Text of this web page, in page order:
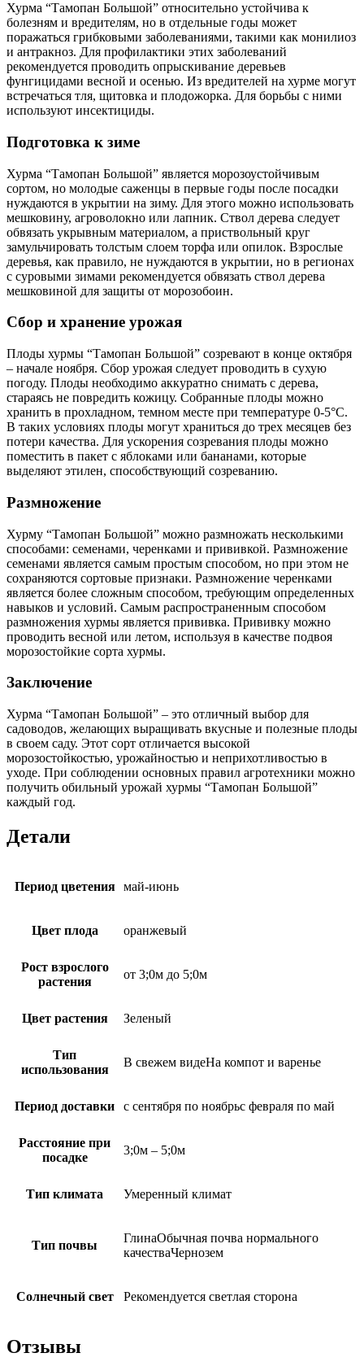
Хурма “Тамопан Большой” относительно устойчива к
болезням и вредителям, но в отдельные годы может
поражаться грибковыми заболеваниями, такими как монилиоз
и антракноз. Для профилактики этих заболеваний
рекомендуется проводить опрыскивание деревьев
фунгицидами весной и осенью. Из вредителей на хурме могут
встречаться тля, щитовка и плодожорка. Для борьбы с ними
используют инсектициды.
Подготовка к зиме
Хурма “Тамопан Большой” является морозоустойчивым
сортом, но молодые саженцы в первые годы после посадки
нуждаются в укрытии на зиму. Для этого можно использовать
мешковину, агроволокно или лапник. Ствол дерева следует
обвязать укрывным материалом, а приствольный круг
замульчировать толстым слоем торфа или опилок. Взрослые
деревья, как правило, не нуждаются в укрытии, но в регионах
с суровыми зимами рекомендуется обвязать ствол дерева
мешковиной для защиты от морозобоин.
Сбор и хранение урожая
Плоды хурмы “Тамопан Большой” созревают в конце октября
– начале ноября. Сбор урожая следует проводить в сухую
погоду. Плоды необходимо аккуратно снимать с дерева,
стараясь не повредить кожицу. Собранные плоды можно
хранить в прохладном, темном месте при температуре 0-5°С.
В таких условиях плоды могут храниться до трех месяцев без
потери качества. Для ускорения созревания плоды можно
поместить в пакет с яблоками или бананами, которые
выделяют этилен, способствующий созреванию.
Размножение
Хурму “Тамопан Большой” можно размножать несколькими
способами: семенами, черенками и прививкой. Размножение
семенами является самым простым способом, но при этом не
сохраняются сортовые признаки. Размножение черенками
является более сложным способом, требующим определенных
навыков и условий. Самым распространенным способом
размножения хурмы является прививка. Прививку можно
проводить весной или летом, используя в качестве подвоя
морозостойкие сорта хурмы.
Заключение
Хурма “Тамопан Большой” – это отличный выбор для
садоводов, желающих выращивать вкусные и полезные плоды
в своем саду. Этот сорт отличается высокой
морозостойкостью, урожайностью и неприхотливостью в
уходе. При соблюдении основных правил агротехники можно
получить обильный урожай хурмы “Тамопан Большой”
каждый год.
Детали
Период цветения май-июнь
Цвет плода оранжевый
Рост взрослого
растения
от 3;0м до 5;0м
Цвет растения Зеленый
Тип
использования
В свежем видеНа компот и варенье
Период доставки с сентября по ноябрьс февраля по май
Расстояние при
посадке
3;0м – 5;0м
Тип климата Умеренный климат
Тип почвы
ГлинаОбычная почва нормального
качестваЧернозем
Солнечный свет Рекомендуется светлая сторона
Отзывы